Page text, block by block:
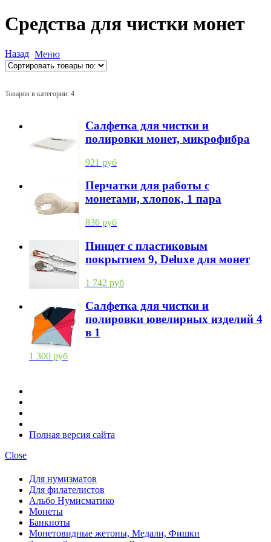
Средства для чистки монет
Назад Меню
Товаров в категории: 4
Салфетка для чистки и
полировки монет, микрофибра
921 руб
Перчатки для работы с
монетами, хлопок, 1 пара
836 руб
Пинцет с пластиковым
покрытием 9, Deluxe для монет
1 742 руб
Салфетка для чистки и
полировки ювелирных изделий 4
в 1
1 300 руб
Полная версия сайта
Close
Для нумизматов
Для филателистов
Альбо Нумисматико
Монеты
Банкноты
Монетовидные жетоны, Медали, Фишки